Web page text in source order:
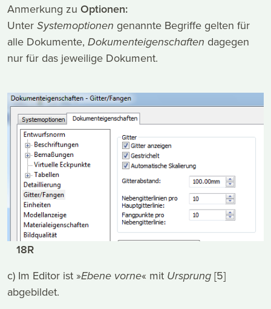
Anmerkung zu Optionen:
UnterSystemoptionen genannte Begriffe gelten für
alle Dokumente, Dokumenteigenschaften dagegen
nur für das jeweilige Dokument.
18R
c) Im Editor ist »Ebene vorne« mit Ursprung[5]
abgebildet.